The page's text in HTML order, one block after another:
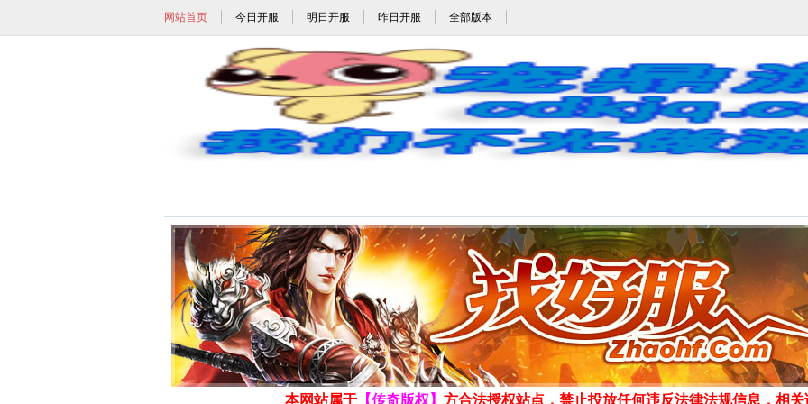
网站首页 今日开服 明日开服 昨日开服 全部版本